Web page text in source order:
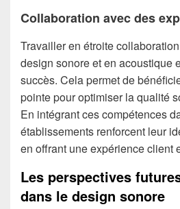
Collaboration avec des
Travailler en étroite
design sonore et en acoustique
succès. Cela permet de
pointe pour optimiser la qualité
En intégrant ces compétences
établissements renforcent leur
en offrant une expérience client
Les perspectives
dans le design sonore